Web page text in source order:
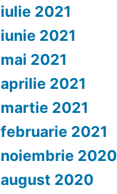
iulie 2021
iunie 2021
mai 2021
aprilie 2021
martie 2021
februarie 2021
noiembrie 2020
august 2020